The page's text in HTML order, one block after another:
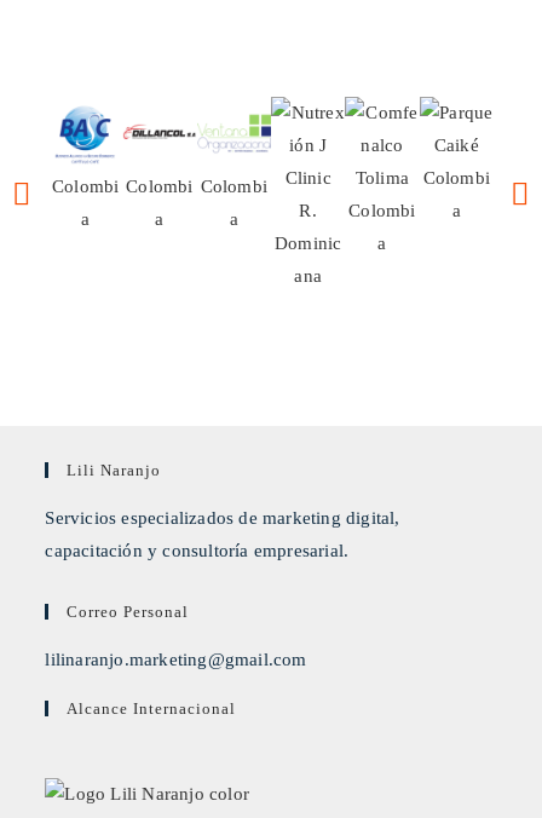
Colombi
a
Colombi
a
Colombi
a
R.
Dominic
ana
Colombi
a
Colombi
a
a
Lili Naranjo
Servicios especializados de marketing digital,
capacitación y consultoría empresarial.
Correo Personal
lilinaranjo.marketing@gmail.com
Alcance Internacional